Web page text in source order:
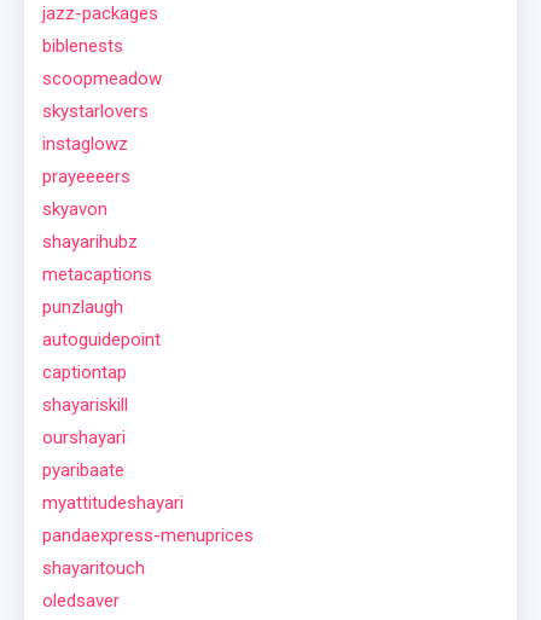
jazz-packages
biblenests
scoopmeadow
skystarlovers
instaglowz
prayeeeers
skyavon
shayarihubz
metacaptions
punzlaugh
autoguidepoint
captiontap
shayariskill
ourshayari
pyaribaate
myattitudeshayari
pandaexpress-menuprices
shayaritouch
oledsaver